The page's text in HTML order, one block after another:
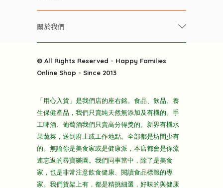
養生保健好東西
酒類
雜貨部
折上折大特價
主頁
雲南搜食記
粒粒皆辛苦
快樂電視台
常見問題
關於我們
送貨
隱私政策
© All Rights Reserved - Happy Families
Online Shop - Since 2013
「用心入貨」是我們店的座右銘。食品、飲品、養
生保健產品，我們只賣純天然無添加及有機的。手
工啤酒、葡萄酒我們只賣高分得獎的。新界有機水
果蔬菜，送到府上或工作地點。全部都是坊間少有
的。無論你是美食家或是健康派，本店都會是你流
連忘返的尋寶樂園。我們同事當中，除了是美食
家，也是非常注意飲食健康、閱讀食品標籤的專
家。我們貨架上有，都是精挑細選，好味的與健康